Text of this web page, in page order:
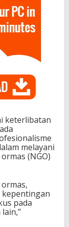
keterlibatan
melayani
(NGO)
pada